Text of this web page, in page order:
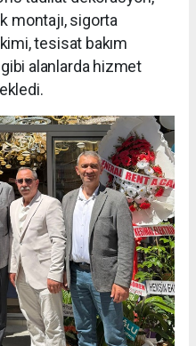
montajı, sigorta
tesisat bakım
alanlarda hizmet